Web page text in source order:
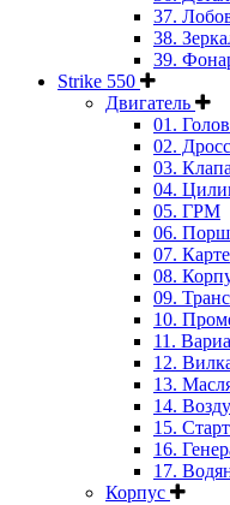
37.
38.
39.
Strike 550
Двигатель
01.
02.
03.
04.
05. ГРМ
06.
07.
08.
09.
10.
11.
12.
13.
14.
15.
16.
17.
Корпус